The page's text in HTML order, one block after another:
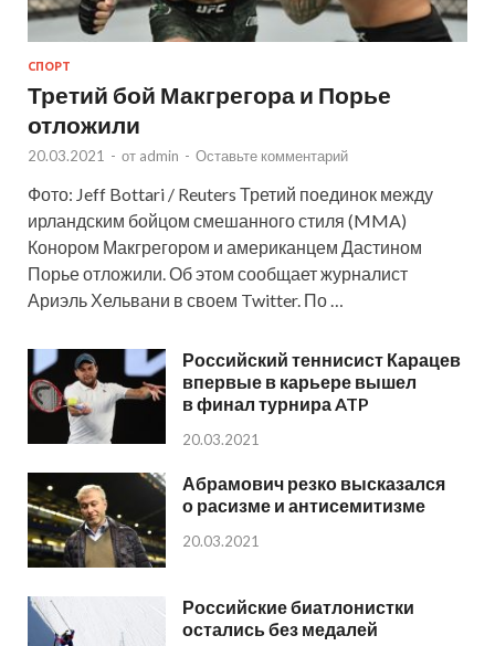
СПОРТ
Третий бой Макгрегора и Порье
отложили
20.03.2021 - от admin - Оставьте комментарий
Фото: Jeff Bottari / Reuters Третий поединок между
ирландским бойцом смешанного стиля (MMA)
Конором Макгрегором и американцем Дастином
Порье отложили. Об этом сообщает журналист
Ариэль Хельвани в своем Twitter. По …
Российский теннисист Карацев
впервые в карьере вышел
в финал турнира ATP
20.03.2021
Абрамович резко высказался
о расизме и антисемитизме
20.03.2021
Российские биатлонистки
остались без медалей